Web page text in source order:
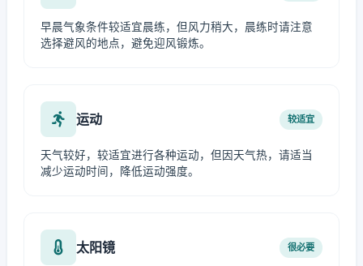
早晨气象条件较适宜晨练，但风力稍大，晨练时请注意
选择避风的地点，避免迎风锻炼。
运动 较适宜
天气较好，较适宜进行各种运动，但因天气热，请适当
减少运动时间，降低运动强度。
太阳镜 很必要